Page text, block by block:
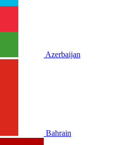
Azerbaijan
Bahrain